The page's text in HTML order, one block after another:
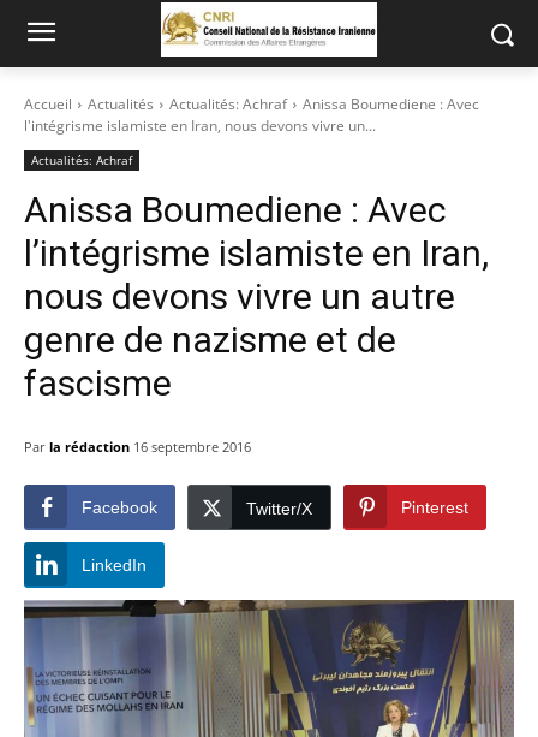
Accueil Actualités Actualités: Achraf
Anissa Boumediene : Avec
l'intégrisme islamiste en Iran, nous devons vivre un...
Actualités: Achraf
Anissa Boumediene : Avec
l’intégrisme islamiste en Iran,
nous devons vivre un autre
genre de nazisme et de
fascisme
Par la rédaction 16 septembre 2016
Facebook Twitter/X Pinterest
LinkedIn